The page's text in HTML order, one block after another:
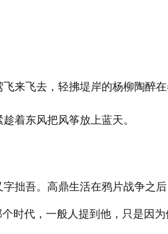
来飞去，轻拂堤岸的杨柳陶醉在
着东风把风筝放上蓝天。
拙吾。高鼎生活在鸦片战争之
时代，一般人提到他，只是因